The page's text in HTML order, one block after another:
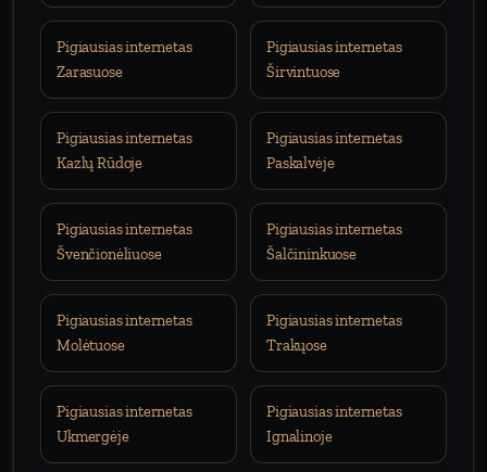
Pigiausias internetas
Zarasuose
Pigiausias internetas
Širvintuose
Pigiausias internetas
Kazlų Rūdoje
Pigiausias internetas
Paskalvėje
Pigiausias internetas
Švenčionėliuose
Pigiausias internetas
Šalčininkuose
Pigiausias internetas
Molėtuose
Pigiausias internetas
Trakųose
Pigiausias internetas
Ukmergėje
Pigiausias internetas
Ignalinoje